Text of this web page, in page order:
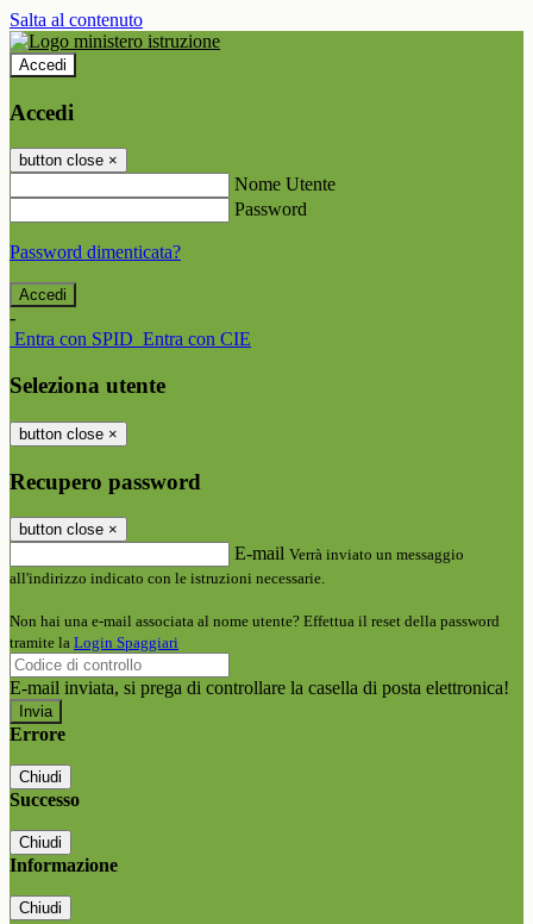
Salta al contenuto
Accedi
Accedi
button close ×
Nome Utente
Password
Password dimenticata?
-
Entra con SPID Entra con CIE
Seleziona utente
button close ×
Recupero password
button close ×
E-mail Verrà inviato un messaggio
all'indirizzo indicato con le istruzioni necessarie.
Non hai una e-mail associata al nome utente? Effettua il reset della password
tramite la Login Spaggiari
E-mail inviata, si prega di controllare la casella di posta elettronica!
Errore
Chiudi
Successo
Chiudi
Informazione
Chiudi